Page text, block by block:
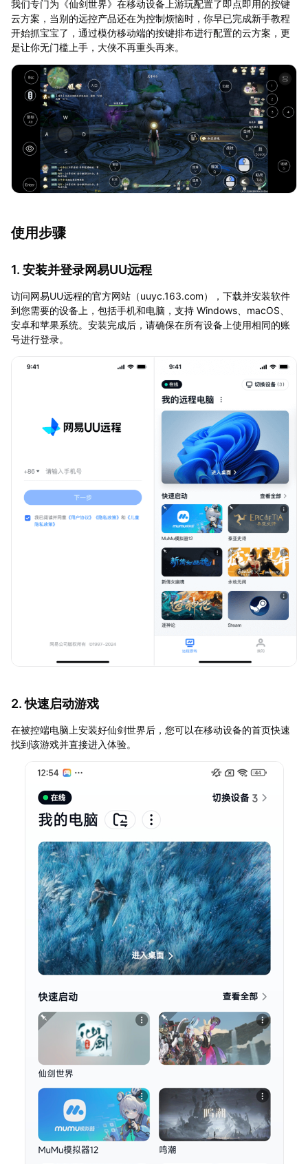
我们专门为《仙剑世界》在移动设备上游玩配置了即点即用的按键
云方案，当别的远控产品还在为控制烦恼时，你早已完成新手教程
开始抓宝宝了，通过模仿移动端的按键排布进行配置的云方案，更
是让你无门槛上手，大侠不再重头再来。
使用步骤
1. 安装并登录网易UU远程
访问网易UU远程的官方网站（uuyc.163.com），下载并安装软件
到您需要的设备上，包括手机和电脑，支持 Windows、macOS、
安卓和苹果系统。安装完成后，请确保在所有设备上使用相同的账
号进行登录。
2. 快速启动游戏
在被控端电脑上安装好仙剑世界后，您可以在移动设备的首页快速
找到该游戏并直接进入体验。